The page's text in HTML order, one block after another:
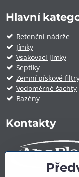
Hlavní
Retenční nádrže
Jímky
Vsakovací jímky
Septiky
Zemní pískové filtry
Vodoměrné šachty
Bazény
Kontakty